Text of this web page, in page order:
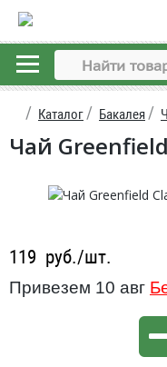
Каталог Бакалея
Чай
119 руб./шт.
Привезем 10 авг